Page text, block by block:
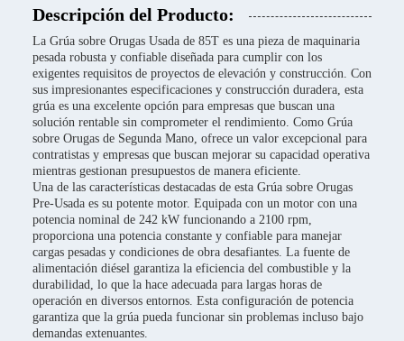
Descripción del Producto:
La Grúa sobre Orugas Usada de 85T es una pieza de maquinaria
pesada robusta y confiable diseñada para cumplir con los
exigentes requisitos de proyectos de elevación y construcción. Con
sus impresionantes especificaciones y construcción duradera, esta
grúa es una excelente opción para empresas que buscan una
solución rentable sin comprometer el rendimiento. Como Grúa
sobre Orugas de Segunda Mano, ofrece un valor excepcional para
contratistas y empresas que buscan mejorar su capacidad operativa
mientras gestionan presupuestos de manera eficiente.
Una de las características destacadas de esta Grúa sobre Orugas
Pre-Usada es su potente motor. Equipada con un motor con una
potencia nominal de 242 kW funcionando a 2100 rpm,
proporciona una potencia constante y confiable para manejar
cargas pesadas y condiciones de obra desafiantes. La fuente de
alimentación diésel garantiza la eficiencia del combustible y la
durabilidad, lo que la hace adecuada para largas horas de
operación en diversos entornos. Esta configuración de potencia
garantiza que la grúa pueda funcionar sin problemas incluso bajo
demandas extenuantes.